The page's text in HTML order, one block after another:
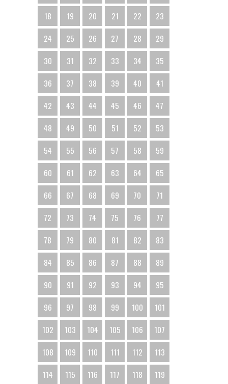
18
19 20 21 22
23
24
25 26 27 28
29
30
31 32 33 34
35
36
37 38 39 40
41
42
43 44 45 46
47
48
49 50 51 52
53
54
55 56 57 58
59
60
61 62 63 64
65
66
67 68 69 70
71
72
73 74 75 76
77
78
79 80 81 82
83
84
85 86 87 88
89
90
91 92 93 94
95
96
97 98 99 100
101
102
103 104 105 106
107
108
109 110 111 112
113
114
115 116 117 118 119